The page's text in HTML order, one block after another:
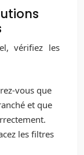
vérifiez les
vous que
et que
les filtres